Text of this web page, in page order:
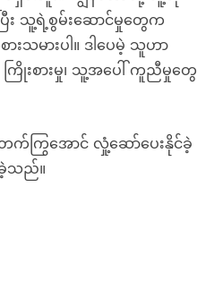
ြီး သူ့ရဲ့စွမ်းဆောင်မှုတွေက
မားပါ။ ဒါပေမဲ့ သူဟာ
ြိုးစားမှု၊ သူ့အပေါ် ကူညီမှုတွေ
က်ကြွအောင် လှုံ့ဆော်ပေးနိုင်ခဲ့
ခဲ့သည်။